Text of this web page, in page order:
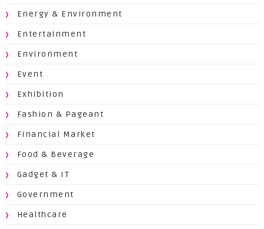
Energy & Environment
Entertainment
Environment
Event
Exhibition
Fashion & Pageant
Financial Market
Food & Beverage
Gadget & IT
Government
Healthcare